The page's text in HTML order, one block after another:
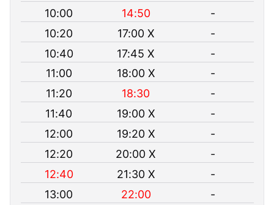
10:00
14:50
-
10:20
17:00 X
-
10:40
17:45 X
-
11:00
18:00 X
-
11:20
18:30
-
11:40
19:00 X
-
12:00
19:20 X
-
12:20
20:00 X
-
12:40
21:30 X
-
13:00
22:00
-